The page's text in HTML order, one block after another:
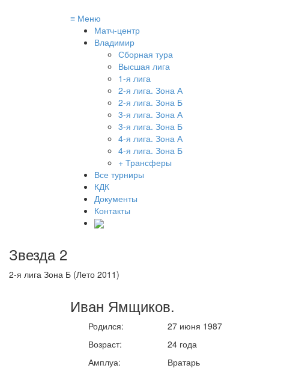
≡ Меню
Матч-центр
Владимир
Сборная тура
Высшая лига
1-я лига
2-я лига. Зона А
2-я лига. Зона Б
3-я лига. Зона А
3-я лига. Зона Б
4-я лига. Зона А
4-я лига. Зона Б
+ Трансферы
Все турниры
КДК
Документы
Контакты
Звезда 2
2-я лига Зона Б (Лето 2011)
Иван Ямщиков.
Родился:
Возраст:
Амплуа:
27 июня 1987
24 года
Вратарь